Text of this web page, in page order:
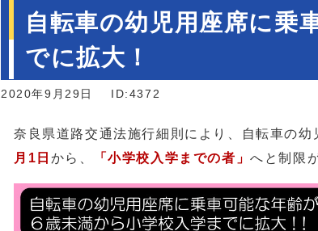
自転車の幼児用座席に乗
でに拡大！
2020年9月29日 ID:4372
奈良県道路交通法施行細則により、自転車の
月1日 から、 「小学校入学までの者」へと制限